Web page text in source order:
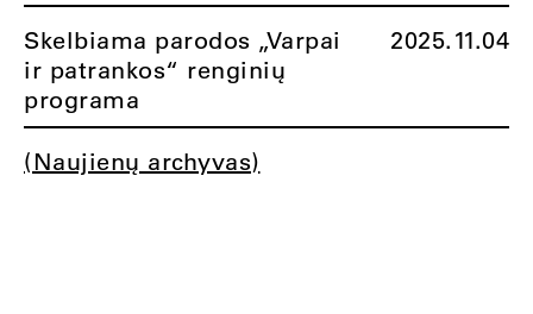
Skelbiama parodos „Varpai
ir patrankos“ renginių
programa
2025.11.04
(Naujienų archyvas)